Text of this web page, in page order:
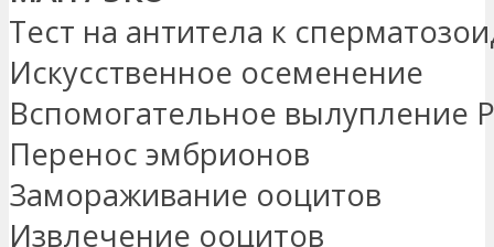
Тест на антитела к
Искусственное осеменение
Вспомогательное вылупление
Перенос эмбрионов
Замораживание ооцитов
Извлечение ооцитов